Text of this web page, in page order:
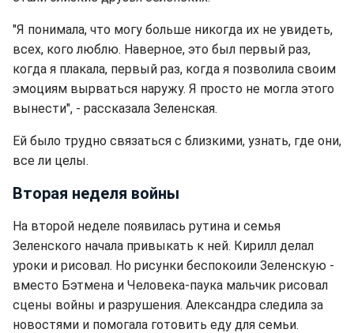
"Я понимала, что могу больше никогда их не увидеть,
всех, кого люблю. Наверное, это был первый раз,
когда я плакала, первый раз, когда я позволила своим
эмоциям вырваться наружу. Я просто не могла этого
вынести", - рассказала Зеленская.
Ей было трудно связаться с близкими, узнать, где они,
все ли целы.
Вторая неделя войны
На второй неделе появилась рутина и семья
Зеленского начала привыкать к ней. Кирилл делал
уроки и рисовал. Но рисунки беспокоили Зеленскую -
вместо Бэтмена и Человека-паука мальчик рисовал
сцены войны и разрушения. Александра следила за
новостями и помогала готовить еду для семьи.